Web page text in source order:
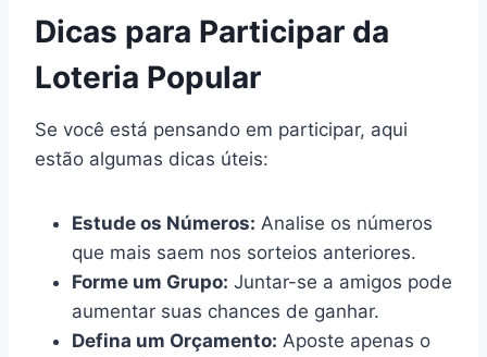
Dicas para Participar da
Loteria Popular
Se você está pensando em participar, aqui
estão algumas dicas úteis:
Estude os Números: Analise os números
que mais saem nos sorteios anteriores.
Forme um Grupo: Juntar-se a amigos pode
aumentar suas chances de ganhar.
Defina um Orçamento: Aposte apenas o